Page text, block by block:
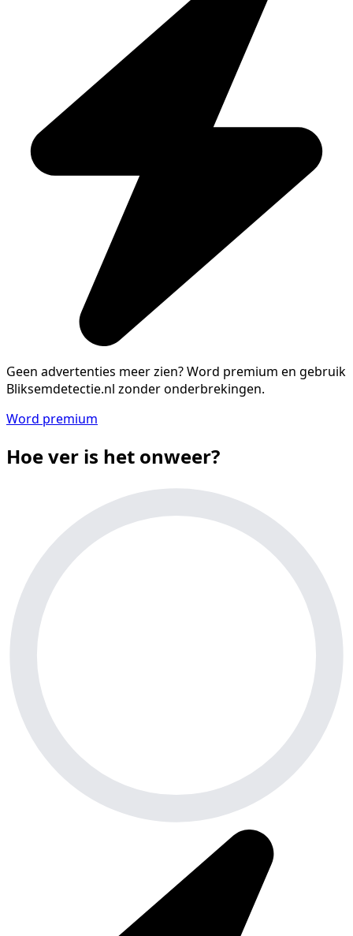
Geen advertenties meer zien?Word premium en gebruik
Bliksemdetectie.nl zonder onderbrekingen.
Word premium
Hoe ver is het onweer?